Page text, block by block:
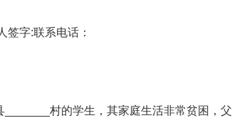
签字:联系电话：
村的学生，其家庭生活非常贫困，父